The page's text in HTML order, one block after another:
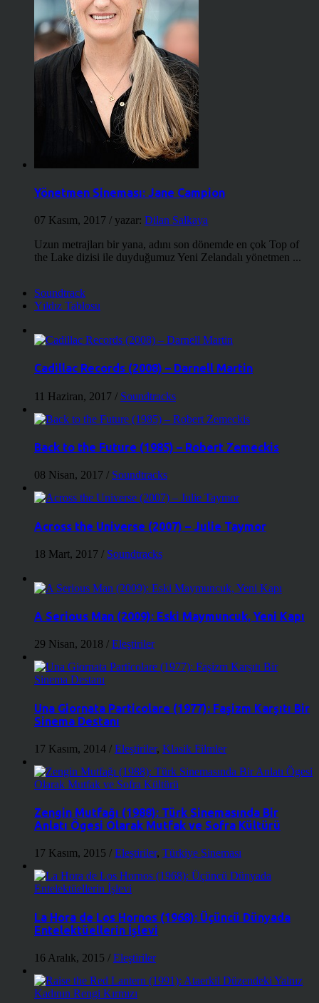
Yönetmen Sineması: Jane Campion
07 Kasım, 2017 / yazar: Dilan Salkaya
Uzun metrajları bir yana, adını son dönemde en çok Top of
the Lake dizisi ile duyduğumuz Yeni Zelandalı yönetmen ...
Soundtrack
Yıldız Tablosu
Cadillac Records (2008) – Darnell Martin
11 Haziran, 2017 / Soundtracks
Back to the Future (1985) – Robert Zemeckis
08 Nisan, 2017 / Soundtracks
Across the Universe (2007) – Julie Taymor
18 Mart, 2017 / Soundtracks
A Serious Man (2009): Eski Maymuncuk, Yeni Kapı
29 Nisan, 2018 / Eleştiriler
Una Giornata Particolare (1977): Faşizm Karşıtı Bir
Sinema Destanı
17 Kasım, 2014 / Eleştiriler, Klasik Filmler
Zengin Mutfağı (1988): Türk Sinemasında Bir
Anlatı Ögesi Olarak Mutfak ve Sofra Kültürü
17 Kasım, 2015 / Eleştiriler, Türkiye Sineması
La Hora de Los Hornos (1968): Üçüncü Dünyada
Entelektüellerin İşlevi
16 Aralık, 2015 / Eleştiriler